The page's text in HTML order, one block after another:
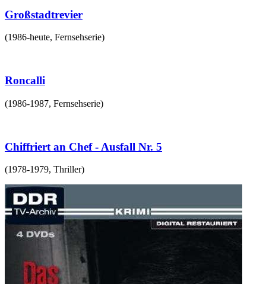
Großstadtrevier
(1986-heute, Fernsehserie)
Roncalli
(1986-1987, Fernsehserie)
Chiffriert an Chef - Ausfall Nr. 5
(1978-1979, Thriller)